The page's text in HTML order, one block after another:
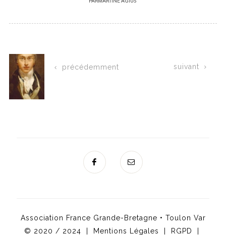
précédemment suivant
Association France Grande-Bretagne • Toulon Var
© 2020 / 2024 |
Mentions Légales RGPD